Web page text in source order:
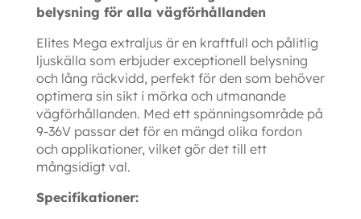
belysning för alla vägförhållanden
Elites Mega extraljus är en kraftfull och pålitlig
ljuskälla som erbjuder exceptionell belysning
och lång räckvidd, perfekt för den som behöver
optimera sin sikt i mörka och utmanande
vägförhållanden. Med ett spänningsområde på
9-36V passar det för en mängd olika fordon
och applikationer, vilket gör det till ett
mångsidigt val.
Specifikationer: